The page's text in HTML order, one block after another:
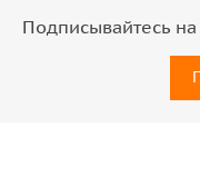
Подписывайтесь